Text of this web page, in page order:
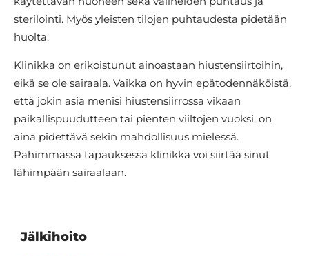
sterilointi. Myös yleisten tilojen puhtaudesta pidetään
huolta.
Klinikka on erikoistunut ainoastaan hiustensiirtoihin,
eikä se ole sairaala. Vaikka on hyvin epätodennäköistä,
että jokin asia menisi hiustensiirrossa vikaan
paikallispuudutteen tai pienten viiltojen vuoksi, on
aina pidettävä sekin mahdollisuus mielessä.
Pahimmassa tapauksessa klinikka voi siirtää sinut
lähimpään sairaalaan.
Jälkihoito